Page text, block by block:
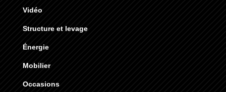
Vidéo
Structure et levage
Énergie
Mobilier
Occasions